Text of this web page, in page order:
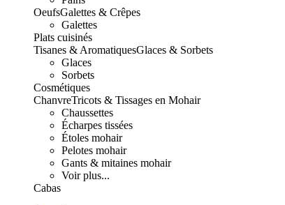
OeufsGalettes & Crêpes
Galettes
Plats cuisinés
Tisanes & AromatiquesGlaces & Sorbets
Glaces
Sorbets
Cosmétiques
ChanvreTricots & Tissages en Mohair
Chaussettes
Écharpes tissées
Étoles mohair
Pelotes mohair
Gants & mitaines mohair
Voir plus...
Cabas